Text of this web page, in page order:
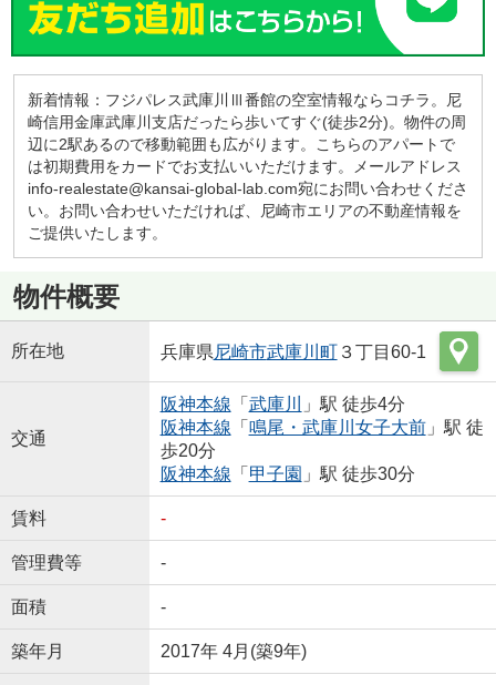
新着情報：フジパレス武庫川Ⅲ番館の空室情報ならコチラ。尼
崎信用金庫武庫川支店だったら歩いてすぐ(徒歩2分)。物件の周
辺に2駅あるので移動範囲も広がります。こちらのアパートで
は初期費用をカードでお支払いいただけます。メールアドレス
info-realestate@kansai-global-lab.com宛にお問い合わせくださ
い。お問い合わせいただければ、尼崎市エリアの不動産情報を
ご提供いたします。
物件概要
所在地 兵庫県尼崎市武庫川町３丁目60-1
交通
阪神本線 「 武庫川
」駅 徒歩4分
阪神本線 「 鳴尾・武庫川女子大前」駅 徒
歩20分
阪神本線 「 甲子園 」駅 徒歩30分
賃料 -
管理費等 -
面積 -
築年月 2017年 4月(築9年)